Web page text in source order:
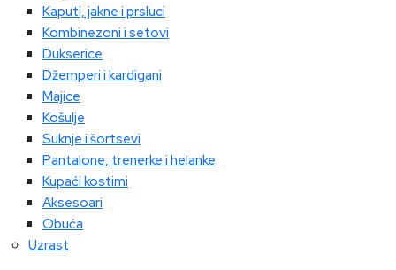
Kaputi, jakne i prsluci
Kombinezoni i setovi
Dukserice
Džemperi i kardigani
Majice
Košulje
Suknje i šortsevi
Pantalone, trenerke i helanke
Kupaći kostimi
Aksesoari
Obuća
Uzrast